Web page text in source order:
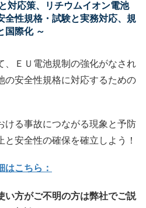
対応策、リチウムイオン電池
全性規格・試験と実務対応、規
国際化 ～
、ＥＵ電池規制の強化がなされ
の安全性規格に対応するための
ける事故につながる現象と予防
安全性の確保を確立しよう！
はこちら：
い方がご不明の方は弊社でご説